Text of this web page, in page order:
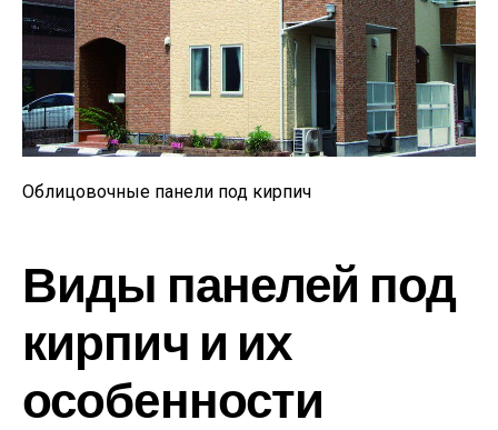
Облицовочные панели под кирпич
Виды панелей под
кирпич и их
особенности